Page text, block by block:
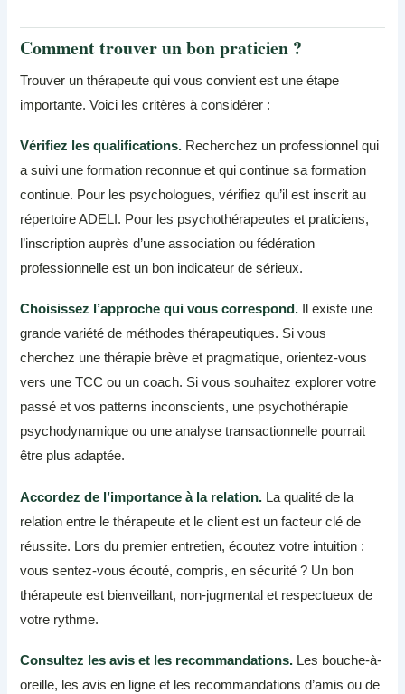
Comment trouver un bon praticien ?
Trouver un thérapeute qui vous convient est une étape
importante. Voici les critères à considérer :
Vérifiez les qualifications. Recherchez un professionnel qui
a suivi une formation reconnue et qui continue sa formation
continue. Pour les psychologues, vérifiez qu’il est inscrit au
répertoire ADELI. Pour les psychothérapeutes et praticiens,
l’inscription auprès d’une association ou fédération
professionnelle est un bon indicateur de sérieux.
Choisissez l’approche qui vous correspond. Il existe une
grande variété de méthodes thérapeutiques. Si vous
cherchez une thérapie brève et pragmatique, orientez-vous
vers une TCC ou un coach. Si vous souhaitez explorer votre
passé et vos patterns inconscients, une psychothérapie
psychodynamique ou une analyse transactionnelle pourrait
être plus adaptée.
Accordez de l’importance à la relation. La qualité de la
relation entre le thérapeute et le client est un facteur clé de
réussite. Lors du premier entretien, écoutez votre intuition :
vous sentez-vous écouté, compris, en sécurité ? Un bon
thérapeute est bienveillant, non-jugmental et respectueux de
votre rythme.
Consultez les avis et les recommandations. Les bouche-à-
oreille, les avis en ligne et les recommandations d’amis ou de